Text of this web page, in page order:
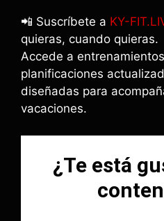
📲 Suscríbete a KY-
quieras, cuando quieras.
Accede a
planificaciones
diseñadas para
vacaciones.
¿Te está